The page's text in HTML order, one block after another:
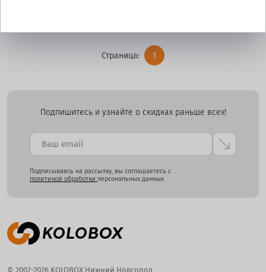
Страница: 1
Подпишитесь и узнайте о скидках раньше всех!
Подписываясь на рассылку, вы соглашаетесь с
политикой обработки персональных данных
© 2002-2026 KOLOBOX Нижний Новгород